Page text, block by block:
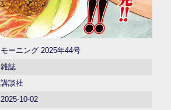
モーニング 2025年44号
雑誌
講談社
2025-10-02